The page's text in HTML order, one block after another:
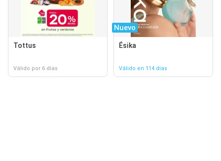
Tottus
Válido por 6 días
Nuevo
Ésika
Válido en 114 días